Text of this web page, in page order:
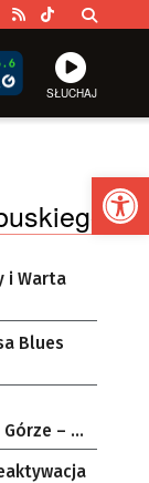
SŁUCHAJ
i Warta
Blues
– po